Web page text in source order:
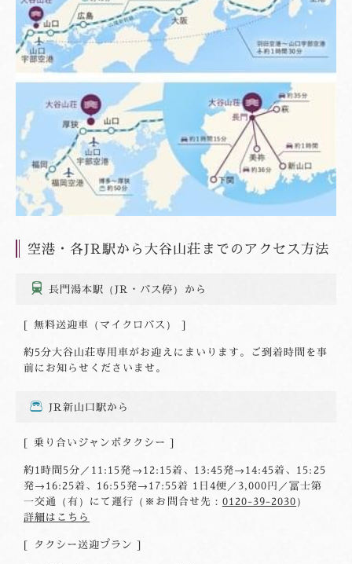
空港・各JR駅から大谷山荘までのアクセス方法
長門湯本駅 （JR・バス停）から
無料送迎車（マイクロバス）
約5分大谷山荘専用車がお迎えにまいります。ご到着時間を事
前にお知らせくださいませ。
JR新山口駅から
乗り合いジャンボタクシー
約1時間5分／11:15発→12:15着、13:45発→14:45着、15:25
発→16:25着、16:55発→17:55着 1日4便／3,000円／冨士第
一交通（有）にて運行（※お問合せ先： 0120-39-2030）
詳細はこちら
タクシー送迎プラン